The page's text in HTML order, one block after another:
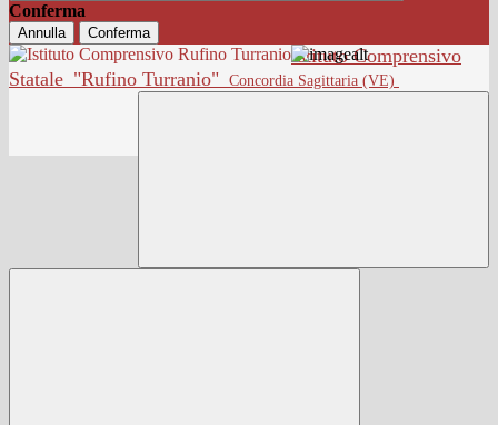
Conferma
Annulla Conferma
Istituto Comprensivo
Statale "Rufino Turranio" Concordia Sagittaria (VE)